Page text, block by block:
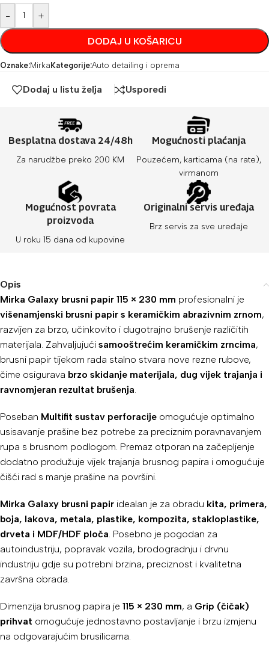
- +
DODAJ U KOŠARICU
Oznake:Mirka Kategorije:Auto detailing i oprema
Dodaj u listu želja Usporedi
Besplatna dostava 24/48h
Za narudžbe preko 200 KM
Mogućnosti plaćanja
Pouzećem, karticama (na rate),
virmanom
Mogućnost povrata
proizvoda
U roku 15 dana od kupovine
Originalni servis uređaja
Brz servis za sve uređaje
Opis
Mirka Galaxy brusni papir 115 × 230 mm profesionalni je
višenamjenski brusni papir s keramičkim abrazivnim zrnom,
razvijen za brzo, učinkovito i dugotrajno brušenje različitih
materijala. Zahvaljujući samooštrećim keramičkim zrncima,
brusni papir tijekom rada stalno stvara nove rezne rubove,
čime osigurava brzo skidanje materijala, dug vijek trajanja i
ravnomjeran rezultat brušenja.
Poseban Multifit sustav perforacije omogućuje optimalno
usisavanje prašine bez potrebe za preciznim poravnavanjem
rupa s brusnom podlogom. Premaz otporan na začepljenje
dodatno produžuje vijek trajanja brusnog papira i omogućuje
čišći rad s manje prašine na površini.
Mirka Galaxy brusni papir idealan je za obradu kita, primera,
boja, lakova, metala, plastike, kompozita, stakloplastike,
drveta i MDF/HDF ploča. Posebno je pogodan za
autoindustriju, popravak vozila, brodogradnju i drvnu
industriju gdje su potrebni brzina, preciznost i kvalitetna
završna obrada.
Dimenzija brusnog papira je 115 × 230 mm, a Grip (čičak)
prihvat omogućuje jednostavno postavljanje i brzu izmjenu
na odgovarajućim brusilicama.